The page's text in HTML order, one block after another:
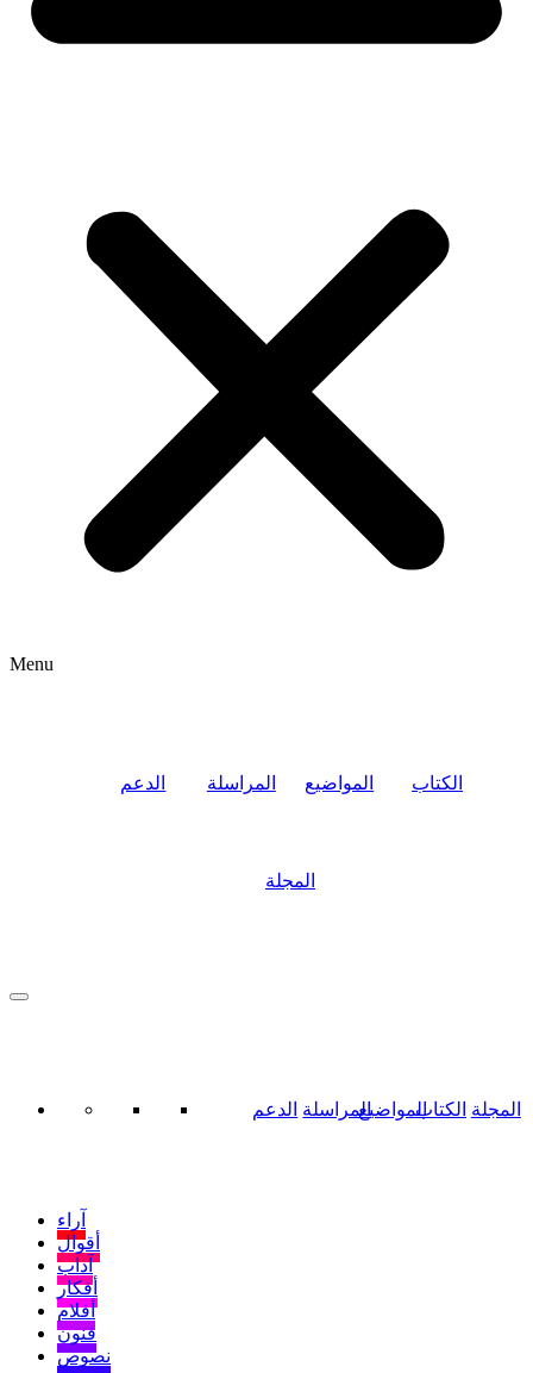
Menu
الدعم المراسلة المواضيع الكتاب
المجلة
الدعم المراسلةالمواضيعالكتاب المجلة
آراء
أقوال
آداب
أفكار
أفلام
فنون
نصوص